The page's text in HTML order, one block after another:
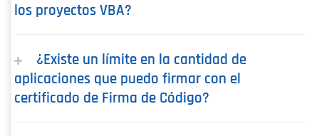
los proyectos VBA?
¿Existe un límite en la cantidad de
aplicaciones que puedo firmar con el
certificado de Firma de Código?